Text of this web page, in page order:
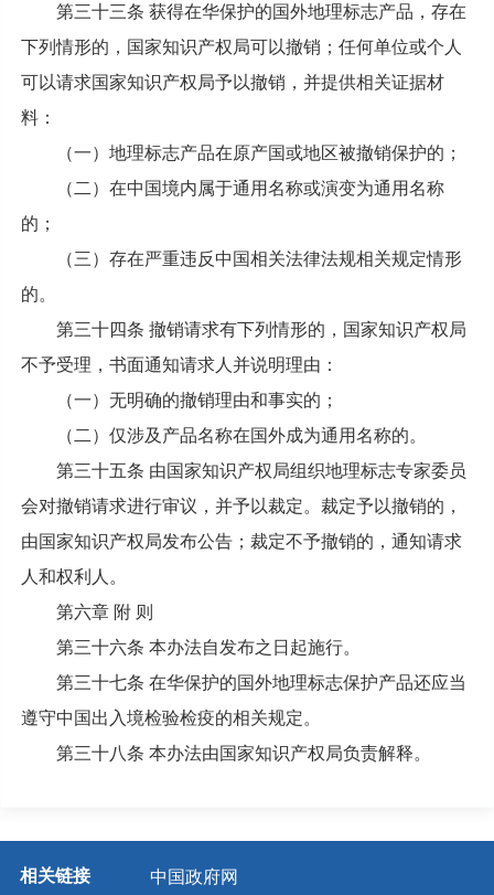
第三十三条 获得在华保护的国外地理标志产品，存在
下列情形的，国家知识产权局可以撤销；任何单位或个人
可以请求国家知识产权局予以撤销，并提供相关证据材
料：
（一）地理标志产品在原产国或地区被撤销保护的；
（二）在中国境内属于通用名称或演变为通用名称
的；
（三）存在严重违反中国相关法律法规相关规定情形
的。
第三十四条 撤销请求有下列情形的，国家知识产权局
不予受理，书面通知请求人并说明理由：
（一）无明确的撤销理由和事实的；
（二）仅涉及产品名称在国外成为通用名称的。
第三十五条 由国家知识产权局组织地理标志专家委员
会对撤销请求进行审议，并予以裁定。裁定予以撤销的，
由国家知识产权局发布公告；裁定不予撤销的，通知请求
人和权利人。
第六章 附 则
第三十六条 本办法自发布之日起施行。
第三十七条 在华保护的国外地理标志保护产品还应当
遵守中国出入境检验检疫的相关规定。
第三十八条 本办法由国家知识产权局负责解释。
相关链接 中国政府网